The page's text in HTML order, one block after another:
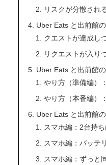
リスクが分散され
Uber Eats と出前館
クエストが達成し
リクエストが入り
Uber Eats と出前館
やり方（準備編）
やり方（本番編）
Uber Eats と出前館
スマホ編：2台持
スマホ編：バッテ
スマホ編：ずっと